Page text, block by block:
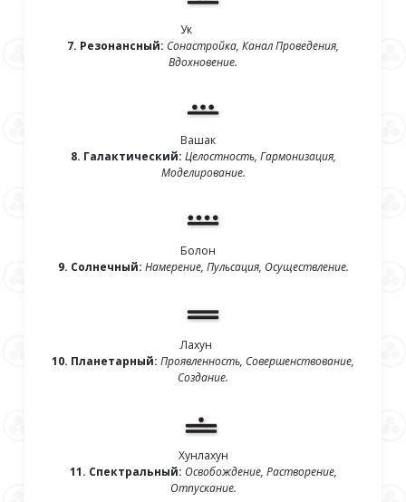
Ук
7. Резонансный: Сонастройка, Канал Проведения,
Вдохновение.
Вашак
8. Галактический: Целостность, Гармонизация,
Моделирование.
Болон
9. Солнечный: Намерение, Пульсация, Осуществление.
Лахун
10. Планетарный: Проявленность, Совершенствование,
Создание.
Хунлахун
11. Спектральный: Освобождение, Растворение,
Отпускание.